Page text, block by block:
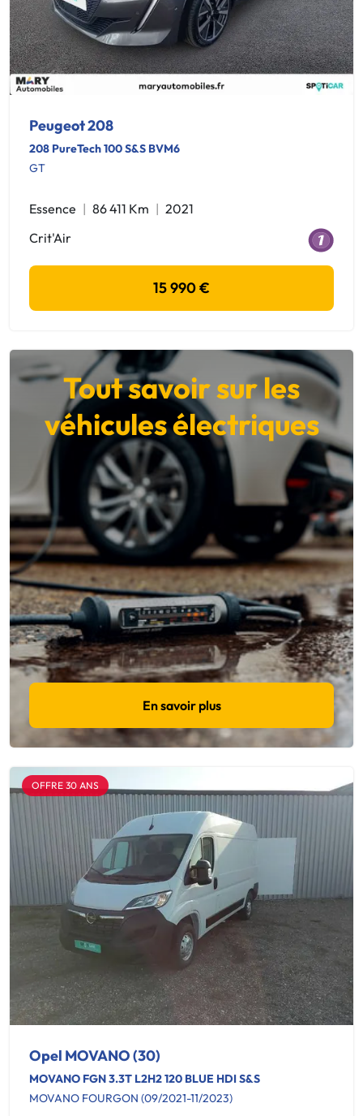
Peugeot 208
208 PureTech 100 S&S BVM6
GT
Essence 86 411 Km
2021
Crit'Air
15 990 €
Tout savoir sur les
véhicules électriques
En savoir plus
OFFRE 30 ANS
Opel MOVANO (30)
MOVANO FGN 3.3T L2H2 120 BLUE HDI S&S
MOVANO FOURGON (09/2021-11/2023)